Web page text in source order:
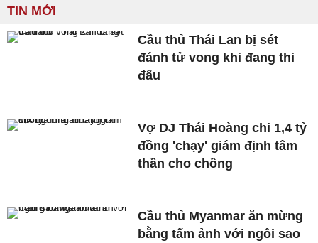
TIN MỚI
Cầu thủ Thái Lan bị sét
đánh tử vong khi đang thi
đấu
Vợ DJ Thái Hoàng chi 1,4 tỷ
đồng 'chạy' giám định tâm
thần cho chồng
Cầu thủ Myanmar ăn mừng
bằng tấm ảnh với ngôi sao